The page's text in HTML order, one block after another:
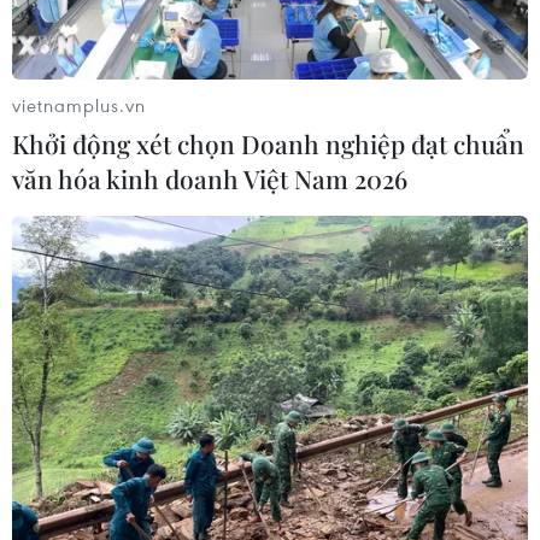
Giáo hoàng Leo XIV ban hành hiến
pháp mới Thành quốc Vatican
03/08/2026 00:35
Vệ tinh Nga mở rộng vùng phủ sóng
liên lạc trên không phận Ukraine
02/08/2026 23:28
Xem thêm
vietnamplus.vn
Khởi động xét chọn Doanh nghiệp đạt chuẩn
văn hóa kinh doanh Việt Nam 2026